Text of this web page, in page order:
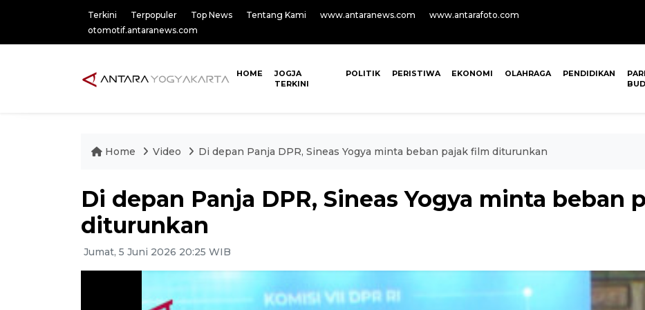
Terkini Terpopuler Top News Tentang Kami www.antaranews.com
www.antarafoto.com
otomotif.antaranews.com
HOME
JOGJA
TERKINI
POLITIK PERISTIWA EKONOMI OLAHRAGA PENDIDIKAN
Home Video Di depan Panja DPR, Sineas Yogya minta beban pajak film diturunkan
Di depan Panja DPR, Sineas Yogya minta beban
diturunkan
Jumat, 5 Juni 2026 20:25 WIB